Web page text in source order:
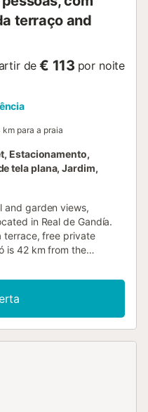
terraço and
de € 113 por noite
km para a praia
Estacionamento,
tela plana, Jardim,
and garden views,
in Real de Gandía.
terrace, free private
is 42 km from the